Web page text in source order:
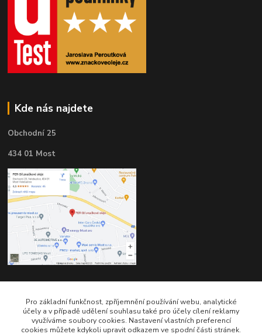
Kde nás najdete
Obchodní 25
434 01 Most
Kontakty
Pro základní funkčnost, zpříjemnění používání webu, analytické
účely a v případě udělení souhlasu také pro účely cílení reklamy
využíváme soubory cookies. Nastavení vlastních preferencí
cookies můžete kdykoli upravit odkazem ve spodní části stránek.